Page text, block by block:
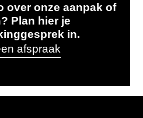
over onze aanpak of
Plan hier je
in.
afspraak